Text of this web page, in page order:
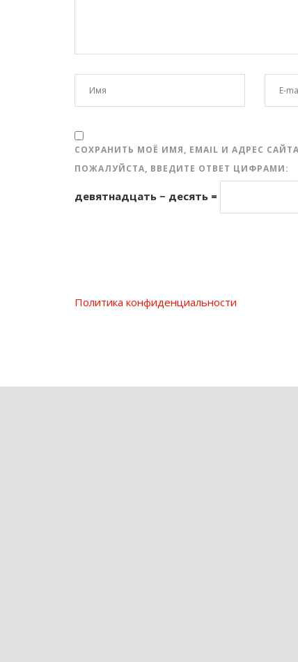
СОХРАНИТЬ МОЁ ИМЯ, EMAIL И АДРЕС
ПОЖАЛУЙСТА, ВВЕДИТЕ ОТВЕТ ЦИФРАМИ:
девятнадцать − десять =
Политика конфиденциальности